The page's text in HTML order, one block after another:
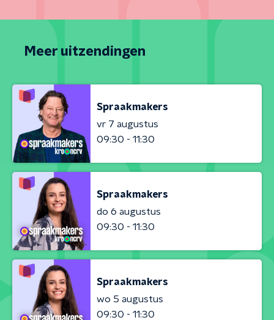
Meer uitzendingen
Spraakmakers
vr 7 augustus
09:30 - 11:30
Spraakmakers
do 6 augustus
09:30 - 11:30
Spraakmakers
wo 5 augustus
09:30 - 11:30